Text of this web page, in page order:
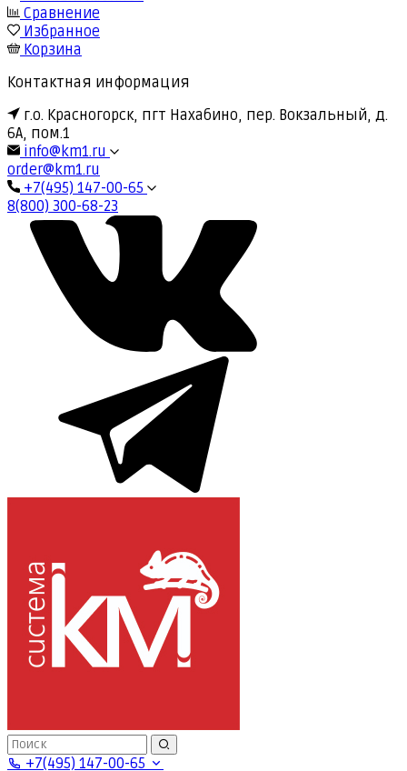
Сравнение
Избранное
Корзина
Контактная информация
г.о. Красногорск, пгт Нахабино, пер. Вокзальный, д.
6А, пом.1
info@km1.ru
order@km1.ru
+7(495) 147-00-65
8(800) 300-68-23
+7(495) 147-00-65